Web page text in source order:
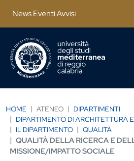
News Eventi Avvisi
HOME ATENEO
DIPARTIMENTI
DIPARTIMENTO DI ARCHITETTURA
IL DIPARTIMENTO
QUALITÀ
QUALITÀ DELLA RICERCA E
MISSIONE/IMPATTO SOCIALE